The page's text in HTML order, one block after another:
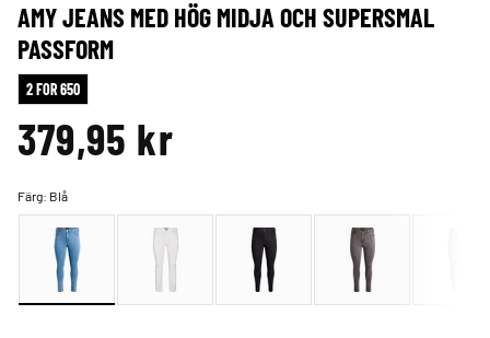
AMY JEANS MED HÖG MIDJA OCH SUPERSMAL
PASSFORM
2 FOR 650
379,95 kr
Färg: Blå